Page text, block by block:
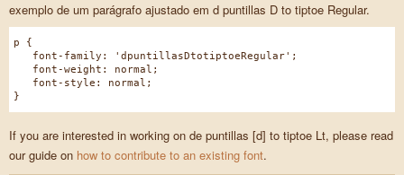
exemplo de um parágrafo ajustado em d puntillas D to tiptoe Regular.
p {
font-family: 'dpuntillasDtotiptoeRegular';
font-weight: normal;
font-style: normal;
}
If you are interested in working on de puntillas [d] to tiptoe Lt, please read
our guide on how to contribute to an existing font.